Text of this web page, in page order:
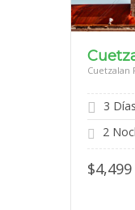
Cuetzalan
3 Días
2
$4,499